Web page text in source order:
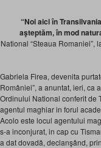
“Noi aici în
aşteptăm, în mod
National “Steaua Romaniei”,
Gabriela Firea, devenita
României”, a anuntat, ieri, ca
Ordinului National conferit de
agentul maghiar in forul
Acolo este locul agentului
s-a inconjurat, in cap cu
a dat dovadă, declanşând,